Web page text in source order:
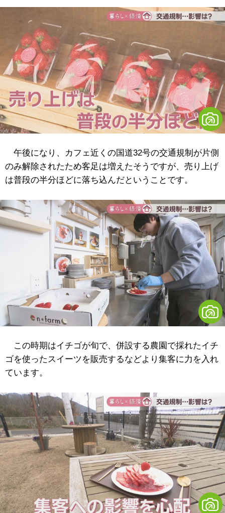
午後になり、カフェ近くの国道32号の交通規制が片側
のみ解除されたため客足は増えたそうですが、売り上げ
は普段の半分ほどに落ち込んだということです。
この時期はイチゴが旬で、併設する農園で採れたイチ
ゴを使ったスイーツを販売するなどより集客に力を入れ
ています。